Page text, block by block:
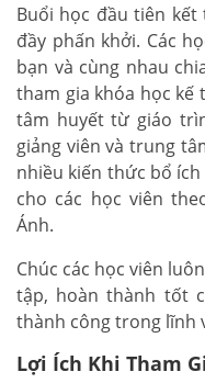
Buổi học đầu tiên
đầy phấn khởi. Các
bạn và cùng nhau
tham gia khóa học kế
tâm huyết từ giáo
giảng viên và trung
nhiều kiến thức bổ
cho các học viên
Ánh.
Chúc các học viên
tập, hoàn thành tốt
thành công trong lĩnh
Lợi Ích Khi Tham